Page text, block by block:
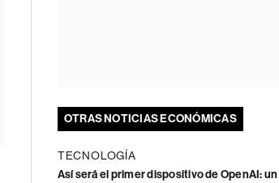
OTRAS NOTICIAS ECONÓMICAS
TECNOLOGÍA
Así será el primer dispositivo de OpenAI: un